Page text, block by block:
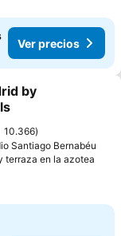
Ver precios
by
10.366
Santiago Bernabéu
terraza en la azotea